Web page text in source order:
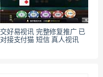
交好易视讯 完整修复推广 已
对接支付猫 短信 真人视讯